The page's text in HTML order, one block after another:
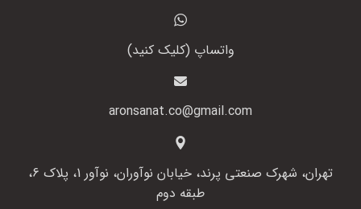
واتساپ (کلیک کنید)
aronsanat.co@gmail.com
تهران، شهرک صنعتی پرند، خیابان نوآوران، نوآور 1، پلاک 6،
طبقه دوم